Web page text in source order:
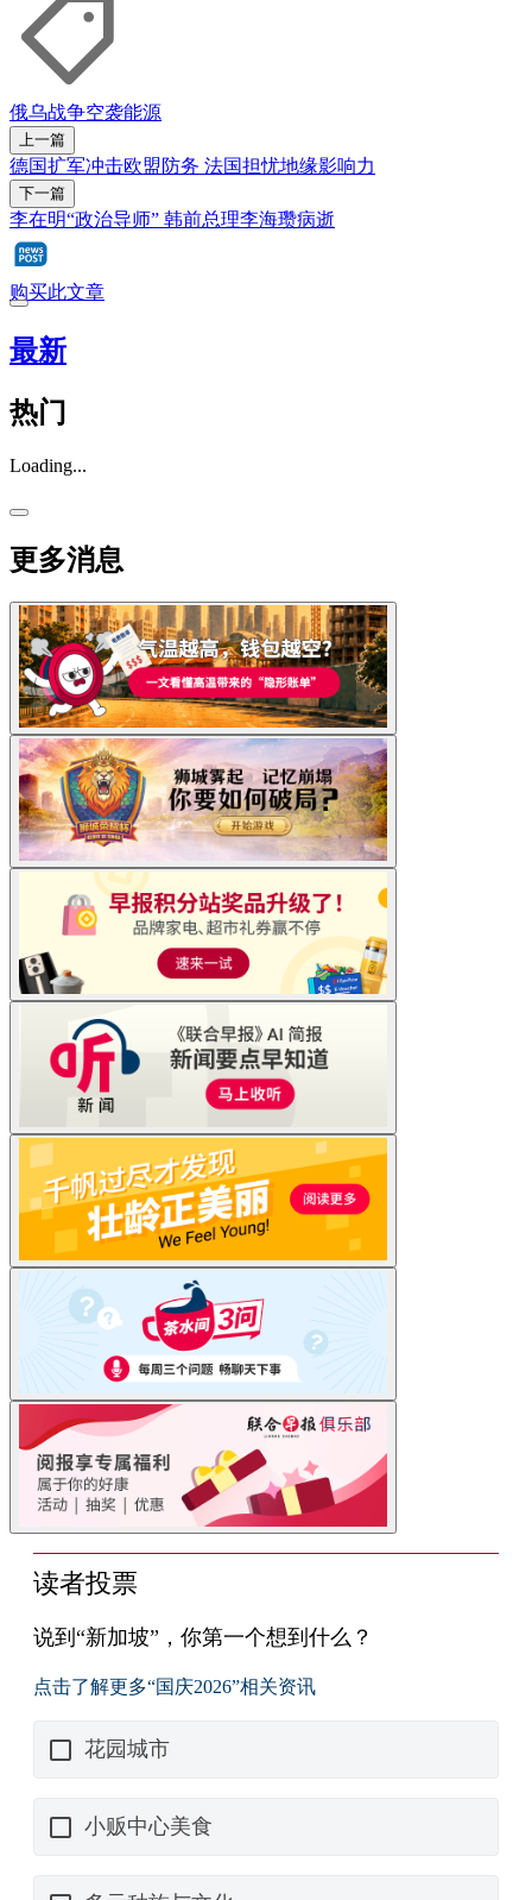
俄乌战争空袭能源
上一篇
德国扩军冲击欧盟防务 法国担忧地缘影响力
下一篇
李在明“政治导师” 韩前总理李海瓒病逝
购买此文章
最新
热门
Loading...
更多消息